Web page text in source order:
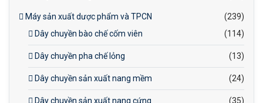
Máy sản xuất dược phẩm và TPCN
(239)
Dây chuyền bào chế cốm viên
(114)
Dây chuyền pha chế lỏng (13)
Dây chuyền sản xuất nang mềm (24)
Dây chuyền sản xuất nang cứng (35)